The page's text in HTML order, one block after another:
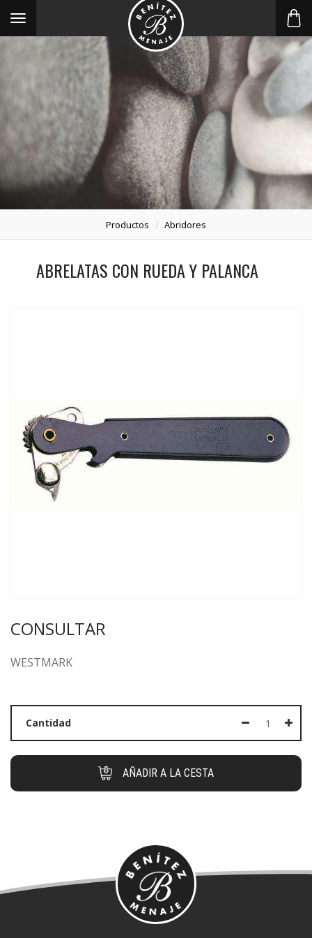
Toggle
navigation
Productos Abridores
ABRELATAS CON RUEDA Y PALANCA
CONSULTAR
WESTMARK
Cantidad
AÑADIR A LA CESTA